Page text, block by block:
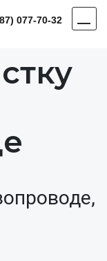
077-70-32